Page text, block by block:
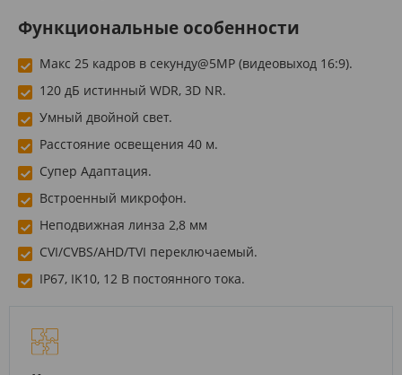
Функциональные особенности
Макс 25 кадров в секунду@5MP (видеовыход 16:9).
120 дБ истинный WDR, 3D NR.
Умный двойной свет.
Расстояние освещения 40 м.
Супер Адаптация.
Встроенный микрофон.
Неподвижная линза 2,8 мм
CVI/CVBS/AHD/TVI переключаемый.
IP67, IK10, 12 В постоянного тока.